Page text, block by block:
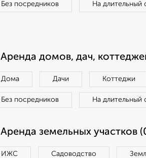
Без посредников На длительный
Аренда домов, дач,
Дома Дачи Коттеджи
Без посредников На длительный
Аренда земельных участков
ИЖС Садоводство